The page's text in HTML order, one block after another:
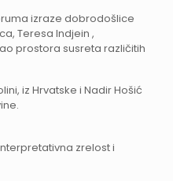
izraze dobrodošlice
Teresa Indjein ,
prostora susreta različitih
iz Hrvatske i Nadir Hošić
zrelost i